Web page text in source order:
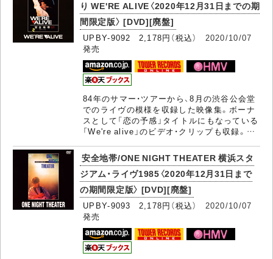
り WE'RE ALIVE〈2020年12月31日までの期
間限定版〉 [DVD][廃盤]
UPBY-9092 2,178円（税込） 2020/10/07
発売
84年のサマー・ツアーから、8月の渋谷公会堂
でのライヴの模様を収録した映像集。ボーナ
スとして「恋の予感」タイトルにもなっている
「We're alive」のビデオ・クリップも収録。…
安全地帯/ONE NIGHT THEATER 横浜スタ
ジアム・ライヴ1985〈2020年12月31日まで
の期間限定版〉 [DVD][廃盤]
UPBY-9093 2,178円（税込） 2020/10/07
発売